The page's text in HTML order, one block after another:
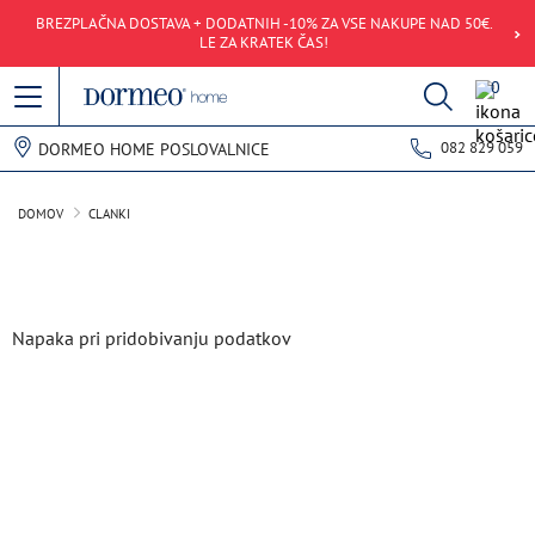
BREZPLAČNA DOSTAVA + DODATNIH -10% ZA VSE NAKUPE NAD 50€.
LE ZA KRATEK ČAS!
0
DORMEO HOME POSLOVALNICE 082 829 059
DOMOV CLANKI
Napaka pri pridobivanju podatkov